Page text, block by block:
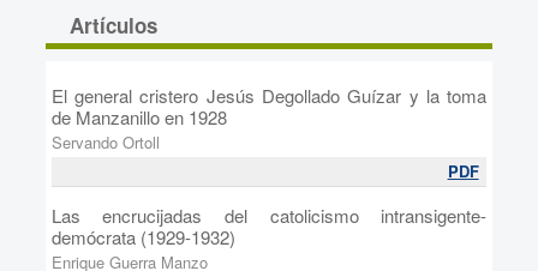
Artículos
El general cristero Jesús Degollado Guízar y la toma
de Manzanillo en 1928
Servando Ortoll
PDF
Las encrucijadas del catolicismo intransigente-
demócrata (1929-1932)
Enrique Guerra Manzo